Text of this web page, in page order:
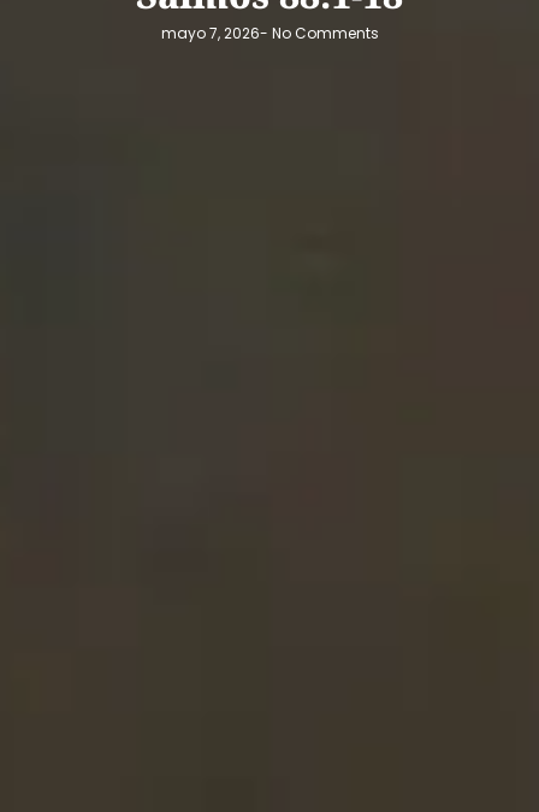
mayo 7, 2026- No Comments